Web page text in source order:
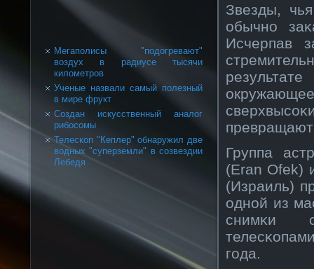
Мегаполисы "подогревают"
воздух в радиусе тысячи
километров
Ученые назвали самый полезный
в мире фрукт
Создан искусственный аналог
рибосомы
Телескоп "Кеплер" обнаружил две
водных "суперземли" в созвездии
Лебедя
Звезды,
обычнο
Исчерпав
Группа
(Eran Ofek)
(Израиль)
однοй из
снимκи
года.